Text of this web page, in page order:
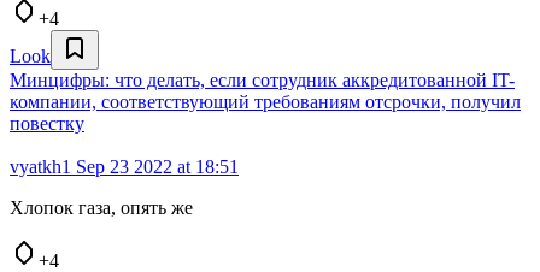
+4
Look
Минцифры: что делать, если сотрудник аккредитованной IT-
компании, соответствующий требованиям отсрочки, получил
повеcтку
vyatkh1 Sep 23 2022 at 18:51
Хлопок газа, опять же
+4